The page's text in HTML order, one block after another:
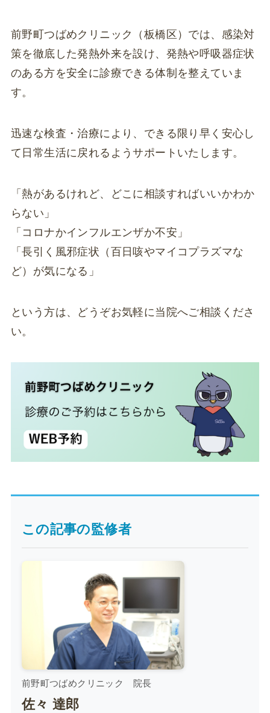
前野町つばめクリニック（板橋区）では、感染対
策を徹底した発熱外来を設け、発熱や呼吸器症状
のある方を安全に診療できる体制を整えていま
す。
迅速な検査・治療により、できる限り早く安心し
て日常生活に戻れるようサポートいたします。
「熱があるけれど、どこに相談すればいいかわか
らない」
「コロナかインフルエンザか不安」
「長引く風邪症状（百日咳やマイコプラズマな
ど）が気になる」
という方は、どうぞお気軽に当院へご相談くださ
い。
この記事の監修者
前野町つばめクリニック 院長
佐々 達郎